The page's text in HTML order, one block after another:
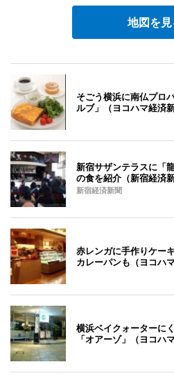
地図を見
そごう横浜に南仏プロ
ルブ」（ヨコハマ経済新
新宿サザンテラスに「
の食を紹介（新宿経済新
新宿経済新聞
赤レンガに手作りケー
カレーパンも（ヨコハ
横浜ベイクォーターに
「オアーゾ」（ヨコハ